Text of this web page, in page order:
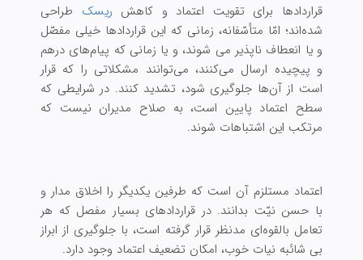
قراردادها برای تقویت اعتماد و کاهش ریسک طراحی
شده‌اند؛ امّا متأسّفانه، زمانی که این‌ قراردادها خیلی مفصّل
و یا انعطاف ناپذیر می شوند، و یا زمانی که پیام‌های درهم
و پیچیده ارسال می‌کنند، می‌توانند مشکلاتی را که قرار
است از آن‌ها جلوگیری شود، تشدید کنند. در شرایطی که
سطح اعتماد پایین است، به صلاح مدیران نیست که
مرتکب این اشتباهات شوند.
اعتماد مستلزم آن است که طرفین یکدیگر را اخلاق مدار و
با حسن نیّت بدانند. در قراردادهای بسیار مفصل که هر
تعامل بالقوه‌ای مدنظر قرار گرفته است، با جلوگیری از ابراز
بی شائبه نیات خوب، امکان تضعیف اعتماد وجود دارد.